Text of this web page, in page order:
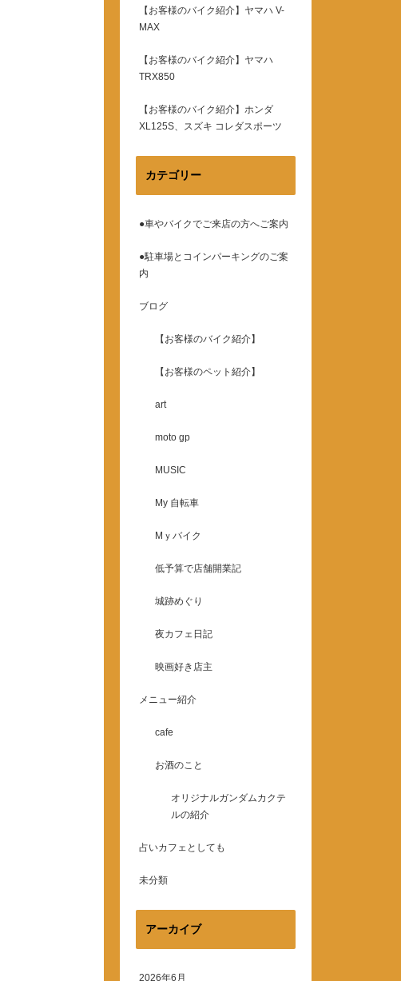
【お客様のバイク紹介】ヤマハ V-
MAX
【お客様のバイク紹介】ヤマハ
TRX850
【お客様のバイク紹介】ホンダ
XL125S、スズキ コレダスポーツ
カテゴリー
●車やバイクでご来店の方へご案内
●駐車場とコインパーキングのご案
内
ブログ
【お客様のバイク紹介】
【お客様のペット紹介】
art
moto gp
MUSIC
My 自転車
Mｙバイク
低予算で店舗開業記
城跡めぐり
夜カフェ日記
映画好き店主
メニュー紹介
cafe
お酒のこと
オリジナルガンダムカクテ
ルの紹介
占いカフェとしても
未分類
アーカイブ
2026年6月